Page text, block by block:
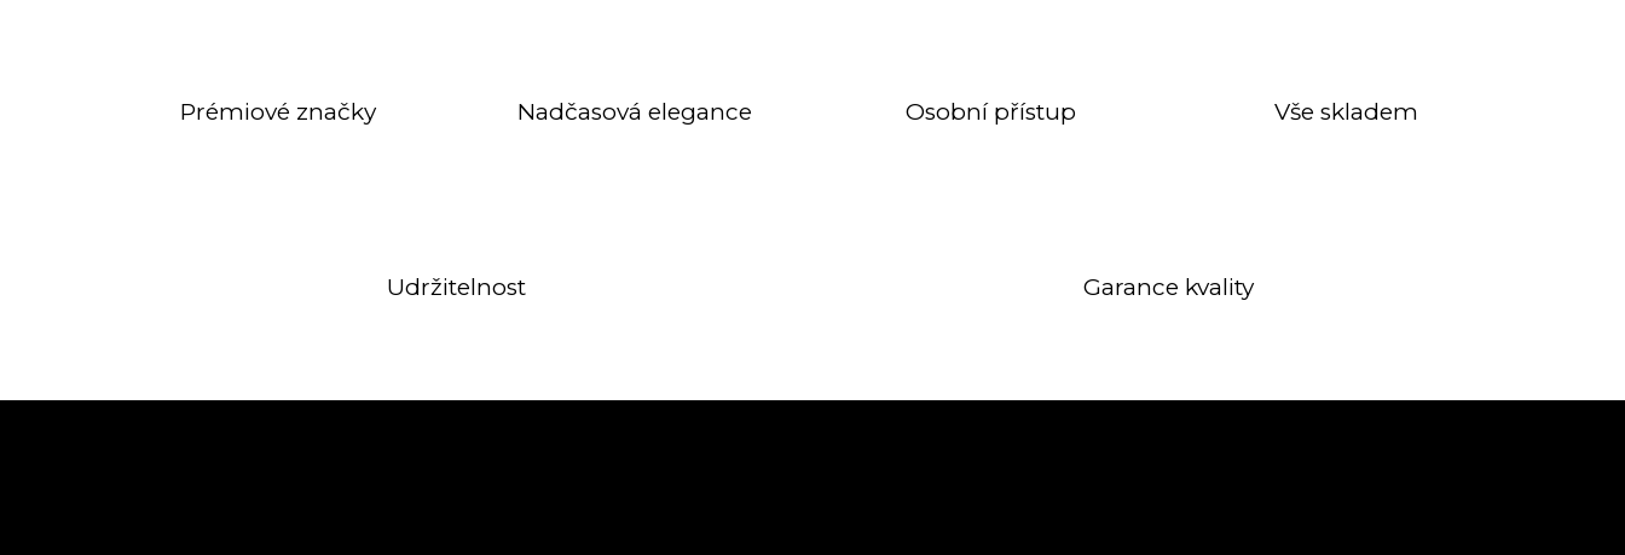
Prémiové značky Nadčasová elegance Osobní přístup Vše skladem
Udržitelnost Garance kvality